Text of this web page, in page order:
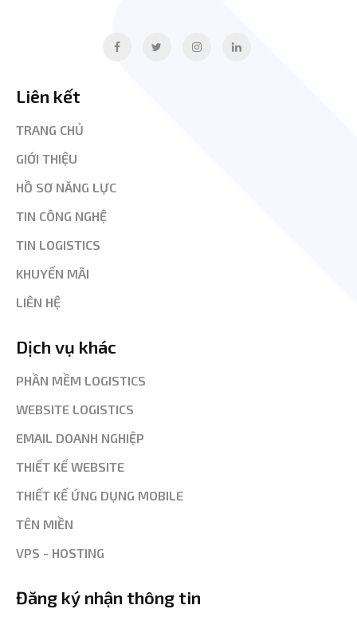
Liên kết
TRANG CHỦ
GIỚI THIỆU
HỒ SƠ NĂNG LỰC
TIN CÔNG NGHỆ
TIN LOGISTICS
KHUYẾN MÃI
LIÊN HỆ
Dịch vụ khác
PHẦN MỀM LOGISTICS
WEBSITE LOGISTICS
EMAIL DOANH NGHIỆP
THIẾT KẾ WEBSITE
THIẾT KẾ ỨNG DỤNG MOBILE
TÊN MIỀN
VPS - HOSTING
Đăng ký nhận thông tin